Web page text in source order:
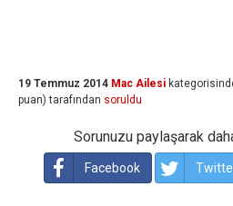
19 Temmuz 2014 Mac Ailesi
puan) tarafından soruldu
Sorunuzu paylaşarak
Facebook